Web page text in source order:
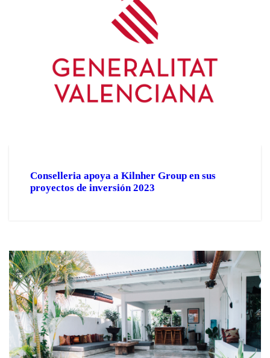
Conselleria apoya a Kilnher Group en sus
proyectos de inversión 2023